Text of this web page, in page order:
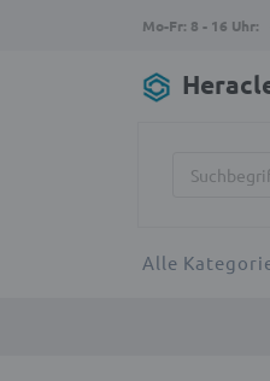
Mo-Fr: 8 - 16 Uhr:
Alle